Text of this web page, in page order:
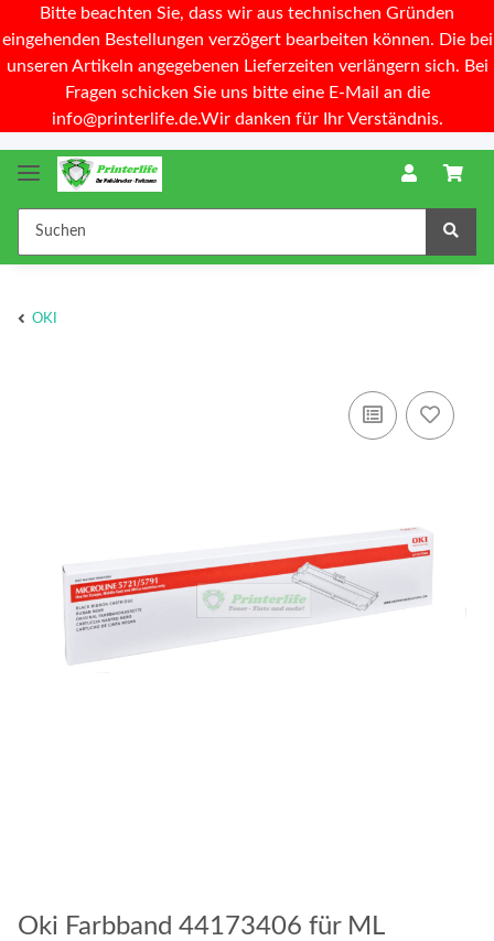
Bitte beachten Sie, dass wir aus technischen Gründen
eingehenden Bestellungen verzögert bearbeiten können. Die bei
unseren Artikeln angegebenen Lieferzeiten verlängern sich. Bei
Fragen schicken Sie uns bitte eine E-Mail an die
info@printerlife.de.Wir danken für Ihr Verständnis.
OKI
Oki Farbband 44173406 für ML